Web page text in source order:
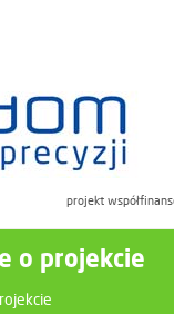
projekt
o projekcie